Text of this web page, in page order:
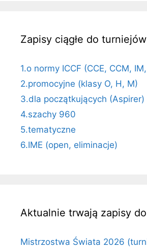
Zapisy ciągłe do turniejów
1.o normy ICCF (CCE, CCM,
2.promocyjne (klasy O, H, M)
3.dla początkujących (Aspirer)
4.szachy 960
5.tematyczne
6.IME (open, eliminacje)
Aktualnie trwają zapisy
Mistrzostwa Świata 2026